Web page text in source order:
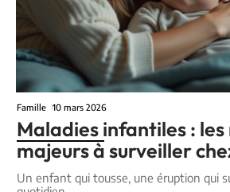
Famille 10 mars 2026
Maladies infantiles : les
majeurs à surveiller
Un enfant qui tousse, une éruption qui